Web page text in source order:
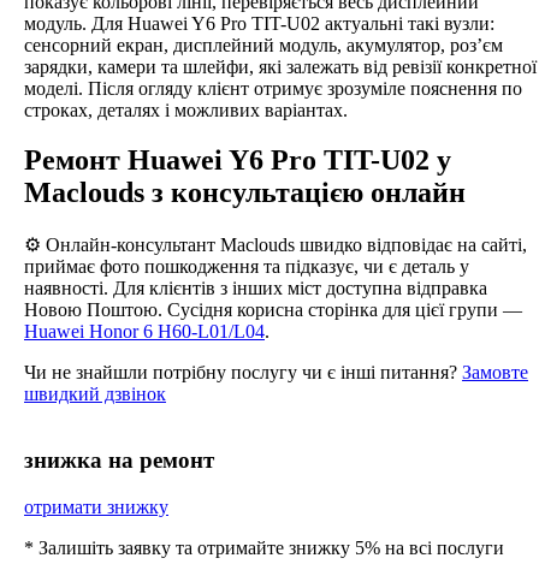
модуль. Для Huawei Y6 Pro TIT-U02 актуальні такі вузли:
сенсорний екран, дисплейний модуль, акумулятор, роз’єм
зарядки, камери та шлейфи, які залежать від ревізії конкретної
моделі. Після огляду клієнт отримує зрозуміле пояснення по
строках, деталях і можливих варіантах.
Ремонт Huawei Y6 Pro TIT-U02 у
Maclouds з консультацією онлайн
⚙️ Онлайн-консультант Maclouds швидко відповідає на сайті,
приймає фото пошкодження та підказує, чи є деталь у
наявності. Для клієнтів з інших міст доступна відправка
Новою Поштою. Сусідня корисна сторінка для цієї групи —
Huawei Honor 6 H60-L01/L04.
Чи не знайшли потрібну послугу чи є інші питання? Замовте
швидкий дзвінок
знижка на ремонт
отримати знижку
* Залишіть заявку та отримайте знижку 5% на всі послуги